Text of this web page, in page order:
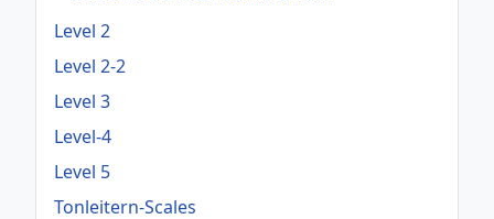
Level 2
Level 2-2
Level 3
Level-4
Level 5
Tonleitern-Scales